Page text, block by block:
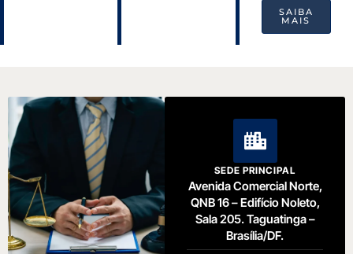
SAIBA
MAIS
SEDE PRINCIPAL
Avenida Comercial Norte,
QNB 16 – Edifício Noleto,
Sala 205. Taguatinga –
Brasília/DF.